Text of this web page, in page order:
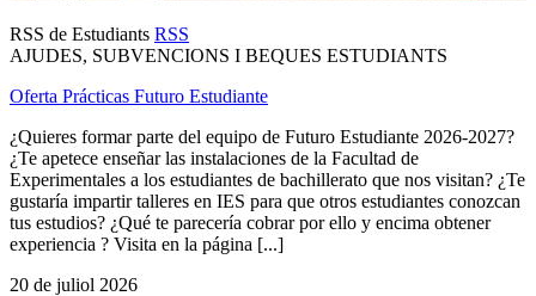
RSS de Estudiants RSS
AJUDES, SUBVENCIONS I BEQUES ESTUDIANTS
Oferta Prácticas Futuro Estudiante
¿Quieres formar parte del equipo de Futuro Estudiante 2026-2027‍‍‍‍?
¿Te apetece enseñar las instalaciones de la Facultad de
Experimentales a los estudiantes de bachillerato que nos visitan? ¿Te
gustaría impartir talleres en IES para que otros estudiantes conozcan
tus estudios? ¿Qué te parecería cobrar por ello y encima obtener
experiencia ? Visita en la página [...]
20 de juliol 2026